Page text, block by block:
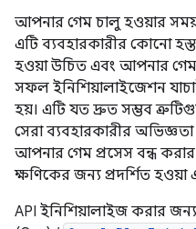
আপনার গেম চালু হওয়ার
এটি ব্যবহারকারীর কোনো
হওয়া উচিত এবং আপনার
সফল ইনিশিয়ালাইজেশন
হয়। এটি যত দ্রুত সম্ভব
সেরা ব্যবহারকারীর
আপনার গেম প্রসেস বন্ধ
ক্ষণিকের জন্য প্রদর্শিত হওয়া
API ইনিশিয়ালাইজ করার জন্য